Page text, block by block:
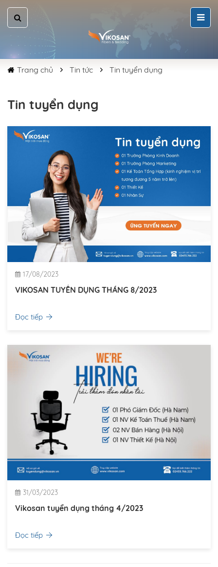
Trang chủ Tin tức Tin tuyển dụng
Tin tuyển dụng
17/08/2023
VIKOSAN TUYỂN DỤNG THÁNG 8/2023
Đọc tiếp
31/03/2023
Vikosan tuyển dụng tháng 4/2023
Đọc tiếp